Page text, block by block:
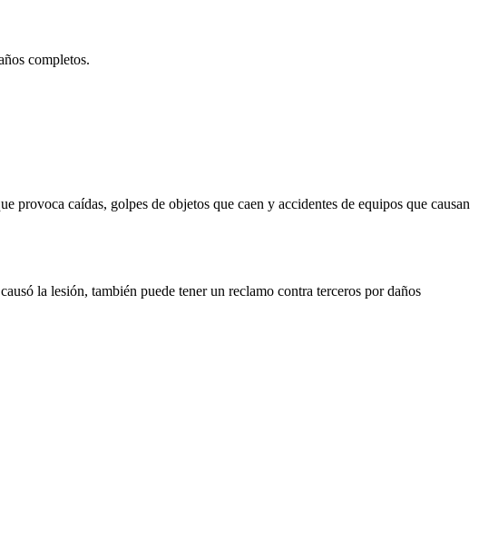
completos.
caídas, golpes de objetos que caen y accidentes de equipos que causan
la lesión, también puede tener un reclamo contra terceros por daños